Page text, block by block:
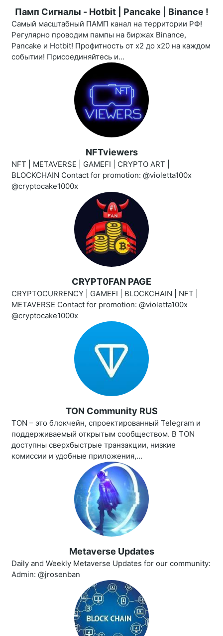
Памп Сигналы - Hotbit | Pancake | Binance !
Самый масштабный ПАМП канал на территории РФ!
Регулярно проводим пампы на биржах Binance,
Pancake и Hotbit! Профитность от х2 до х20 на каждом
событии! Присоединяйтесь и...
NFTviewers
NFT | METAVERSE | GAMEFI | CRYPTO ART |
BLOCKCHAIN Contact for promotion: @violetta100x
@cryptocake1000x
CRYPT0FAN PAGE
CRYPTOCURRENCY | GAMEFI | BLOCKCHAIN | NFT |
METAVERSE Contact for promotion: @violetta100x
@cryptocake1000x
TON Community RUS
TON – это блокчейн, спроектированный Telegram и
поддерживаемый открытым сообществом. В TON
доступны сверхбыстрые транзакции, низкие
комиссии и удобные приложения,...
Metaverse Updates
Daily and Weekly Metaverse Updates for our community:
Admin: @jrosenban